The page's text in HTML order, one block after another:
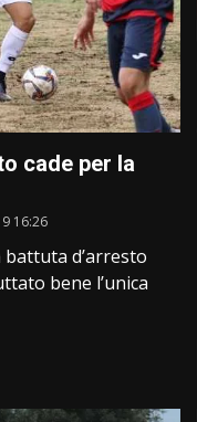
cade per la
16:26
d’arresto
bene l’unica